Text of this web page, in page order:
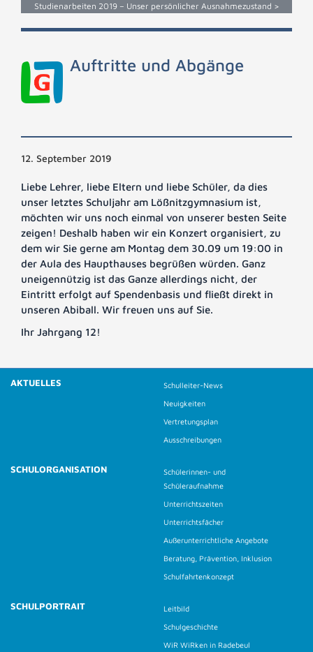
Studienarbeiten 2019 – Unser persönlicher Ausnahmezustand >
Auftritte und Abgänge
12. September 2019
Liebe Lehrer, liebe Eltern und liebe Schüler, da dies
unser letztes Schuljahr am Lößnitzgymnasium ist,
möchten wir uns noch einmal von unserer besten Seite
zeigen! Deshalb haben wir ein Konzert organisiert, zu
dem wir Sie gerne am Montag dem 30.09 um 19:00 in
der Aula des Haupthauses begrüßen würden. Ganz
uneigennützig ist das Ganze allerdings nicht, der
Eintritt erfolgt auf Spendenbasis und fließt direkt in
unseren Abiball. Wir freuen uns auf Sie.
Ihr Jahrgang 12!
AKTUELLES
Schulleiter-News
Neuigkeiten
Vertretungsplan
Ausschreibungen
SCHULORGANISATION
Schülerinnen- und
Schüleraufnahme
Unterrichtszeiten
Unterrichtsfächer
Außerunterrichtliche Angebote
Beratung, Prävention, Inklusion
Schulfahrtenkonzept
SCHULPORTRAIT
Leitbild
Schulgeschichte
WiR WiRken in Radebeul